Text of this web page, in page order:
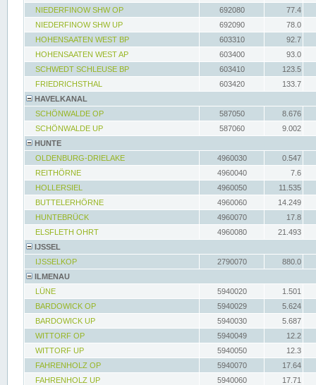
NIEDERFINOW SHW OP
692080
77.4
NIEDERFINOW SHW UP
692090
78.0
HOHENSAATEN WEST BP
603310
92.7
HOHENSAATEN WEST AP
603400
93.0
SCHWEDT SCHLEUSE BP
603410
123.5
FRIEDRICHSTHAL
603420
133.7
HAVELKANAL
SCHÖNWALDE OP
587050
8.676
SCHÖNWALDE UP
587060
9.002
HUNTE
OLDENBURG-DRIELAKE
4960030
0.547
REITHÖRNE
4960040
7.6
HOLLERSIEL
4960050
11.535
BUTTELERHÖRNE
4960060
14.249
HUNTEBRÜCK
4960070
17.8
ELSFLETH OHRT
4960080
21.493
IJSSEL
IJSSELKOP
2790070
880.0
ILMENAU
LÜNE
5940020
1.501
BARDOWICK OP
5940029
5.624
BARDOWICK UP
5940030
5.687
WITTORF OP
5940049
12.2
WITTORF UP
5940050
12.3
FAHRENHOLZ OP
5940070
17.64
FAHRENHOLZ UP
5940060
17.71